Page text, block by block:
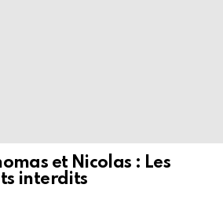
et Nicolas : Les
interdits